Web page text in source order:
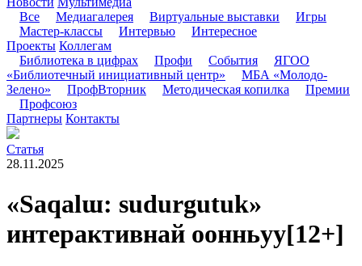
Все
Медиагалерея Виртуальные выставки
Игры
Мастер-классы
Интервью
Интересное
Проекты Коллегам
Библиотека в цифрах
Профи События
ЯГОО
«Библиотечный инициативный центр»
МБА «Молодо-
Зелено»
ПрофВторник Методическая копилка
Премии
Профсоюз
Партнеры Контакты
Статья
28.11.2025
«Saqalɯ: sudurgutuk»
интерактивнай оонньуу[12+]